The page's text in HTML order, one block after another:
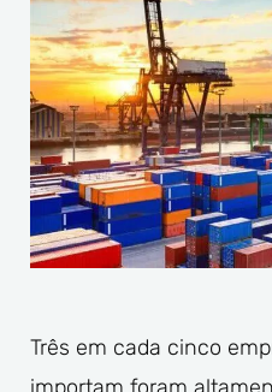
Três em cada cinco
importam foram